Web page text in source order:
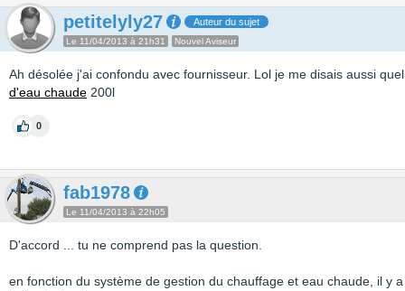
petitelyly27 Auteur du sujet
Le 11/04/2013 à 21h31 Nouvel Aviseur
Ah désolée j'ai confondu avec fournisseur. Lol je me disais aussi
d'eau chaude 200l
0
fab1978
Le 11/04/2013 à 22h05
D'accord ... tu ne comprend pas la question.
en fonction du système de gestion du chauffage et eau chaude, il y